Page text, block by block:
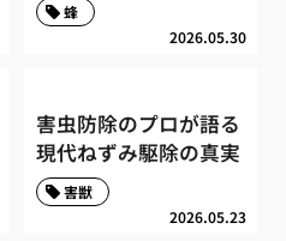
2026.05.30
蜂
害虫防除のプロが語る
現代ねずみ駆除の真実
2026.05.23
害獣